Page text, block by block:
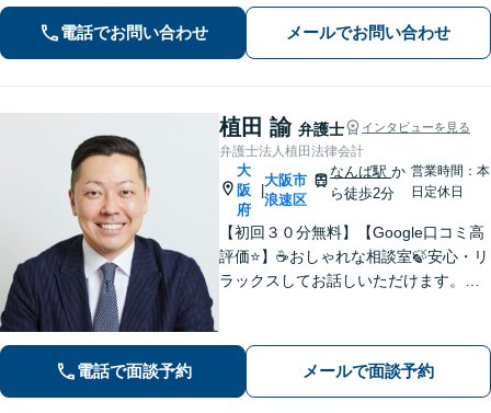
お任せください。法律のプロフェッシ
ョナルが、途を切り拓くお手伝いを致
電話でお問い合わせ メールでお問い合わせ
植田 諭 弁護士 インタビューを見る
弁護士法人植田法律会計
大
阪
府
|
大阪市
浪速区
なんば駅か
ら徒歩2分
営業時間：本
日定休日
【初回３０分無料】【Google口コミ高
評価⭐️】☕️おしゃれな相談室🍃安心・リ
ラックスしてお話しいただけます。ネ
曜・夜間◎】
電話で面談予約 メールで面談予約